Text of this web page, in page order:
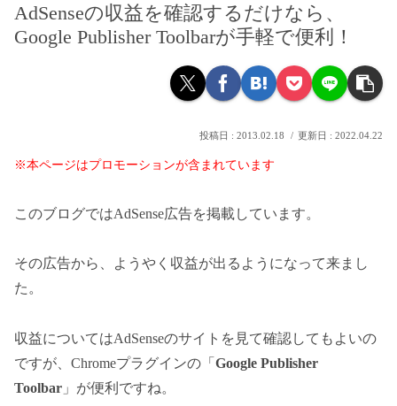
AdSenseの収益を確認するだけなら、
Google Publisher Toolbarが手軽で便利！
2013.02.18 2022.04.22
※本ページはプロモーションが含まれています
このブログではAdSense広告を掲載しています。
その広告から、ようやく収益が出るようになって来まし
た。
収益についてはAdSenseのサイトを見て確認してもよいの
ですが、Chromeプラグインの「 Google Publisher
Toolbar 」が便利ですね。